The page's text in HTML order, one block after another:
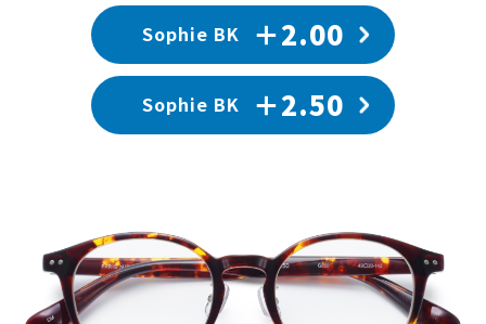
Sophie BK ＋2.00
Sophie BK ＋2.50